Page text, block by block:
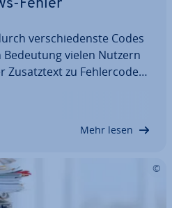
Fehler
ver­schie­dens­te Codes
vielen Nutzern
Zu­satz­text zu Feh­ler­code
ist – warum dies
Mehr lesen